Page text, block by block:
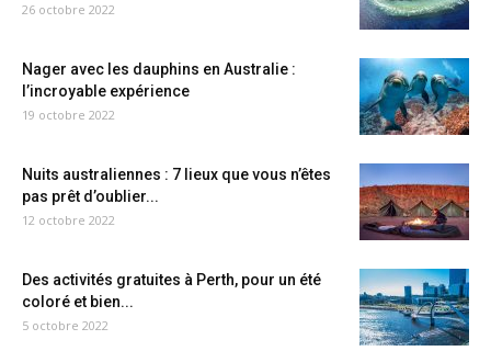
26 octobre 2022
Nager avec les dauphins en Australie :
l’incroyable expérience
19 octobre 2022
Nuits australiennes : 7 lieux que vous n’êtes
pas prêt d’oublier...
12 octobre 2022
Des activités gratuites à Perth, pour un été
coloré et bien...
5 octobre 2022